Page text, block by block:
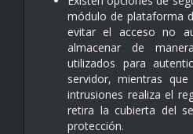
módulo de plataforma
evitar el acceso no
almacenar de
utilizados para
servidor, mientras
intrusiones realiza el
retira la cubierta del
protección.